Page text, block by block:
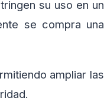
su uso en un
se compra una
ampliar las